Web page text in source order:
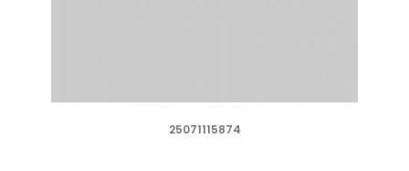
25071115874